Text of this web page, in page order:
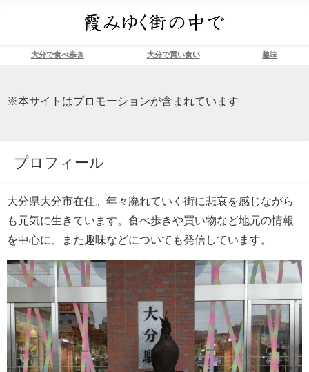
大分で食べ歩き 大分で買い食い 趣味
※本サイトはプロモーションが含まれています
プロフィール
大分県大分市在住。年々廃れていく街に悲哀を感じながら
も元気に生きています。食べ歩きや買い物など地元の情報
を中心に、また趣味などについても発信しています。